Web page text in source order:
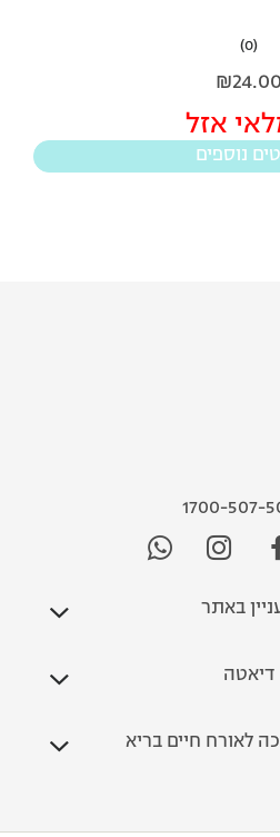
(0)
₪24.00
אזל
נוספים
1700-507-
באתר
דיאטה
לאורח חיים בריא